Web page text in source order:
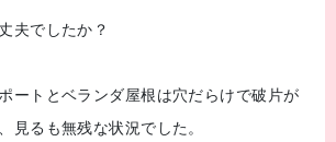
夫でしたか？
ートとベランダ屋根は穴だらけで破片が
見るも無残な状況でした。